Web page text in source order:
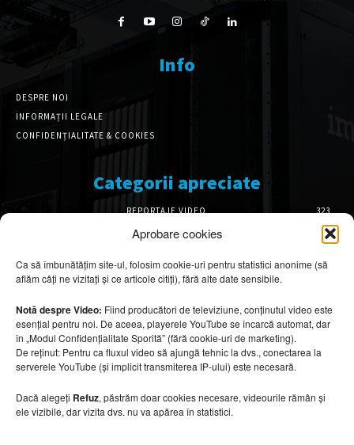
Aprobare cookies
Ca să îmbunătățim site-ul, folosim cookie-uri pentru statistici anonime (să
aflăm câți ne vizitați și ce articole citiți), fără alte date sensibile.
Notă despre Video: Fiind producători de televiziune, conținutul video este
esențial pentru noi. De aceea, playerele YouTube se încarcă automat, dar
în „Modul Confidențialitate Sporită” (fără cookie-uri de marketing).
De reținut: Pentru ca fluxul video să ajungă tehnic la dvs., conectarea la
serverele YouTube (și implicit transmiterea IP-ului) este necesară.
Dacă alegeți Refuz, păstrăm doar cookies necesare, videourile rămân și
ele vizibile, dar vizita dvs. nu va apărea în statistici.
Info
DESPRE NOI
INFORMAȚII LEGALE
CONFIDENȚIALITATE & COOKIES
Categorii apreciate
REPORTAJE VIDEO
323
AMENAJĂRI INTERIOARE
127
DESIGN INTERIOR
64
ARHITECTURĂ & DESIGN
OPINII & ANALIZE
43
Articole recomandate
Băi spectaculoase inspirate din centrele spa